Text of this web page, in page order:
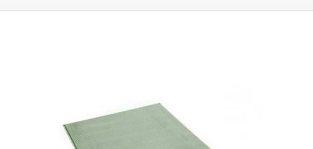
connectant les points individuels ou les cavaliers de fil. Par rapport aux